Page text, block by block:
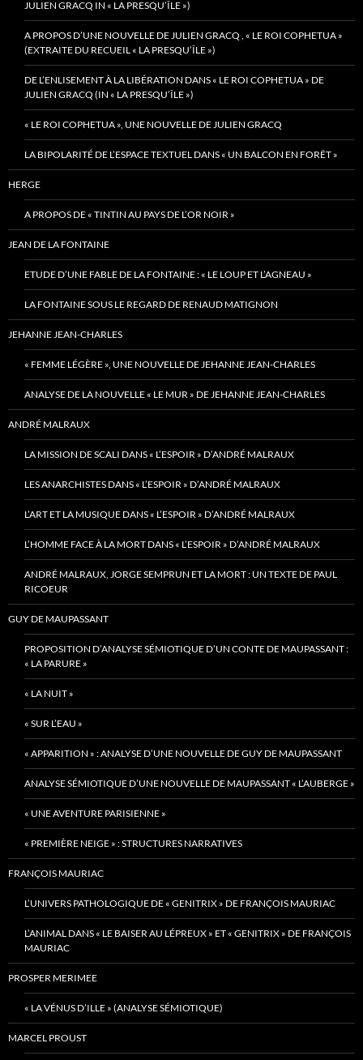
JULIEN GRACQ IN « LA PRESQU’ÎLE »)
A PROPOS D’UNE NOUVELLE DE JULIEN GRACQ , « LE ROI COPHETUA »
(EXTRAITE DU RECUEIL « LA PRESQU’ÎLE »)
DE L’ENLISEMENT À LA LIBÉRATION DANS « LE ROI COPHETUA » DE
JULIEN GRACQ (IN « LA PRESQU’ÎLE »)
« LE ROI COPHETUA », UNE NOUVELLE DE JULIEN GRACQ
LA BIPOLARITÉ DE L’ESPACE TEXTUEL DANS « UN BALCON EN FORÊT »
HERGE
A PROPOS DE « TINTIN AU PAYS DE L’OR NOIR »
JEAN DE LA FONTAINE
ETUDE D’UNE FABLE DE LA FONTAINE : « LE LOUP ET L’AGNEAU »
LA FONTAINE SOUS LE REGARD DE RENAUD MATIGNON
JEHANNE JEAN-CHARLES
« FEMME LÉGÈRE », UNE NOUVELLE DE JEHANNE JEAN-CHARLES
ANALYSE DE LA NOUVELLE « LE MUR » DE JEHANNE JEAN-CHARLES
ANDRÉ MALRAUX
LA MISSION DE SCALI DANS « L’ESPOIR » D’ANDRÉ MALRAUX
LES ANARCHISTES DANS « L’ESPOIR » D’ANDRÉ MALRAUX
L’ART ET LA MUSIQUE DANS « L’ESPOIR » D’ANDRÉ MALRAUX
L’HOMME FACE À LA MORT DANS « L’ESPOIR » D’ANDRÉ MALRAUX
ANDRÉ MALRAUX, JORGE SEMPRUN ET LA MORT : UN TEXTE DE PAUL
RICOEUR
GUY DE MAUPASSANT
PROPOSITION D’ANALYSE SÉMIOTIQUE D’UN CONTE DE MAUPASSANT :
« LA PARURE »
« LA NUIT »
« SUR L’EAU »
« APPARITION » : ANALYSE D’UNE NOUVELLE DE GUY DE MAUPASSANT
ANALYSE SÉMIOTIQUE D’UNE NOUVELLE DE MAUPASSANT « L’AUBERGE »
« UNE AVENTURE PARISIENNE »
« PREMIÈRE NEIGE » : STRUCTURES NARRATIVES
FRANÇOIS MAURIAC
L’UNIVERS PATHOLOGIQUE DE « GENITRIX » DE FRANÇOIS MAURIAC
L’ANIMAL DANS « LE BAISER AU LÉPREUX » ET « GENITRIX » DE FRANÇOIS
MAURIAC
PROSPER MERIMEE
« LA VÉNUS D’ILLE » (ANALYSE SÉMIOTIQUE)
MARCEL PROUST